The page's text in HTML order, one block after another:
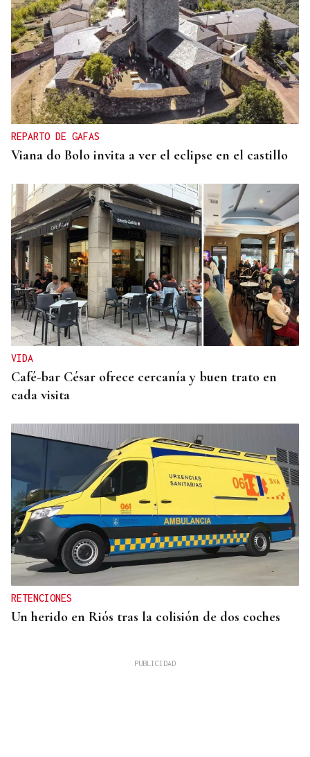
BOLETO PREMIADO
La Bonoloto reparte más de un millón de euros en
esta villa de la provincia Ourense
REPARTO DE GAFAS
Viana do Bolo invita a ver el eclipse en el castillo
VIDA
Café-bar César ofrece cercanía y buen trato en
cada visita
RETENCIONES
Un herido en Riós tras la colisión de dos coches